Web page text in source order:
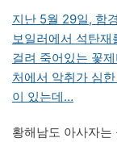
지난 5월 29일, 함
보일러에서 석탄재
걸려 죽어있는 꽃
처에서 악취가 심
이 있는데…
황해남도 아사자는